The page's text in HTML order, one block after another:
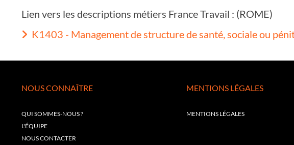
Lien vers les descriptions métiers France Travail : (ROME)
K1403 - Management de structure de santé, sociale ou
NOUS CONNAÎTRE
QUI SOMMES-NOUS ?
L'ÉQUIPE
NOUS CONTACTER
MENTIONS LÉGALES
MENTIONS LÉGALES